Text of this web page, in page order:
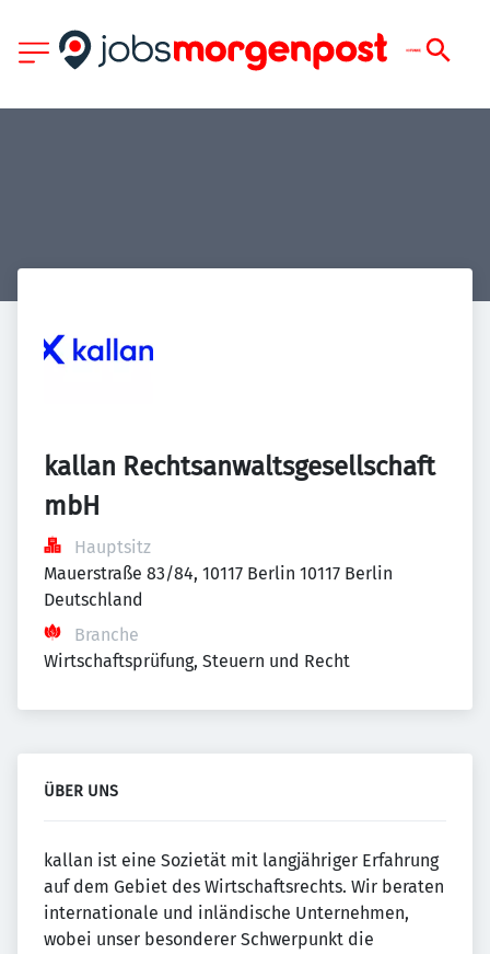
kallan Rechtsanwaltsgesellschaft
mbH
Hauptsitz
Mauerstraße 83/84, 10117 Berlin 10117 Berlin
Deutschland
Branche
Wirtschaftsprüfung, Steuern und Recht
ÜBER UNS
kallan ist eine Sozietät mit langjähriger Erfahrung
auf dem Gebiet des Wirtschafts­rechts. Wir beraten
internationale und inländische Unternehmen,
wobei unser besonderer Schwerpunkt die